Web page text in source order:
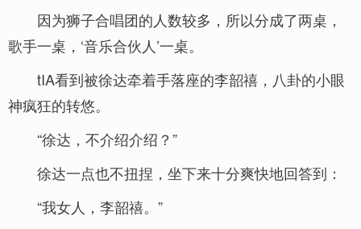
因为狮子合唱团的人数较多，所以分成了两桌，
歌手一桌，‘音乐合伙人’一桌。
tIA看到被徐达牵着手落座的李韶禧，八卦的小眼
神疯狂的转悠。
“徐达，不介绍介绍？”
徐达一点也不扭捏，坐下来十分爽快地回答到：
“我女人，李韶禧。”